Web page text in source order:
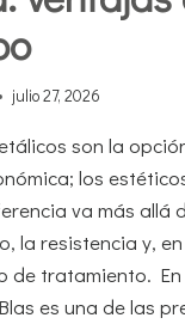
julio 27, 2026
son la
los
va más allá
la resistencia y,
de tratamiento.
es una de las